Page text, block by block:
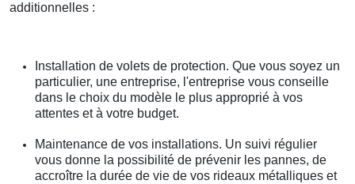
additionnelles :
Installation de volets de protection. Que vous soyez un
particulier, une entreprise, l'entreprise vous conseille
dans le choix du modèle le plus approprié à vos
attentes et à votre budget.
Maintenance de vos installations. Un suivi régulier
vous donne la possibilité de prévenir les pannes, de
accroître la durée de vie de vos rideaux métalliques et